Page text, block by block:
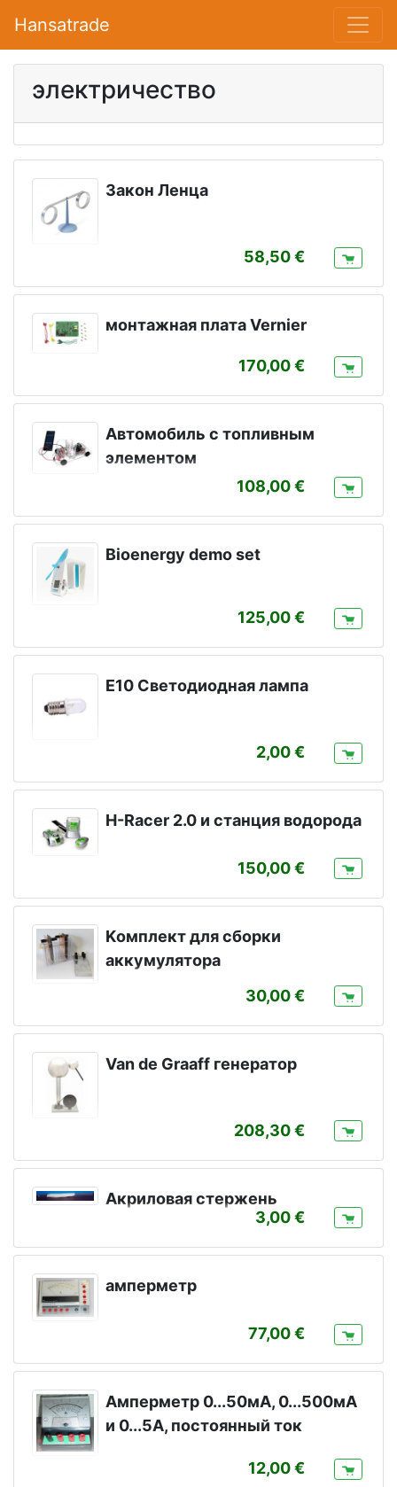
Hansatrade
электричество
Закон Ленцa
58,50
монтажная плата Vernier
170,00
Aвтомобиль с топливным
элементом
108,00
Bioenergy demo set
125,00
E10 Светодиоднaя лампa
2,00
H-Racer 2.0 и станция водородa
150,00
Kомплект для сборки
аккумулятора
30,00
Van de Graaff генератор
208,30
Акриловая стержень
3,00
амперметр
77,00
Амперметр 0...50мА, 0...500мА
и 0...5А, постоянный ток
12,00